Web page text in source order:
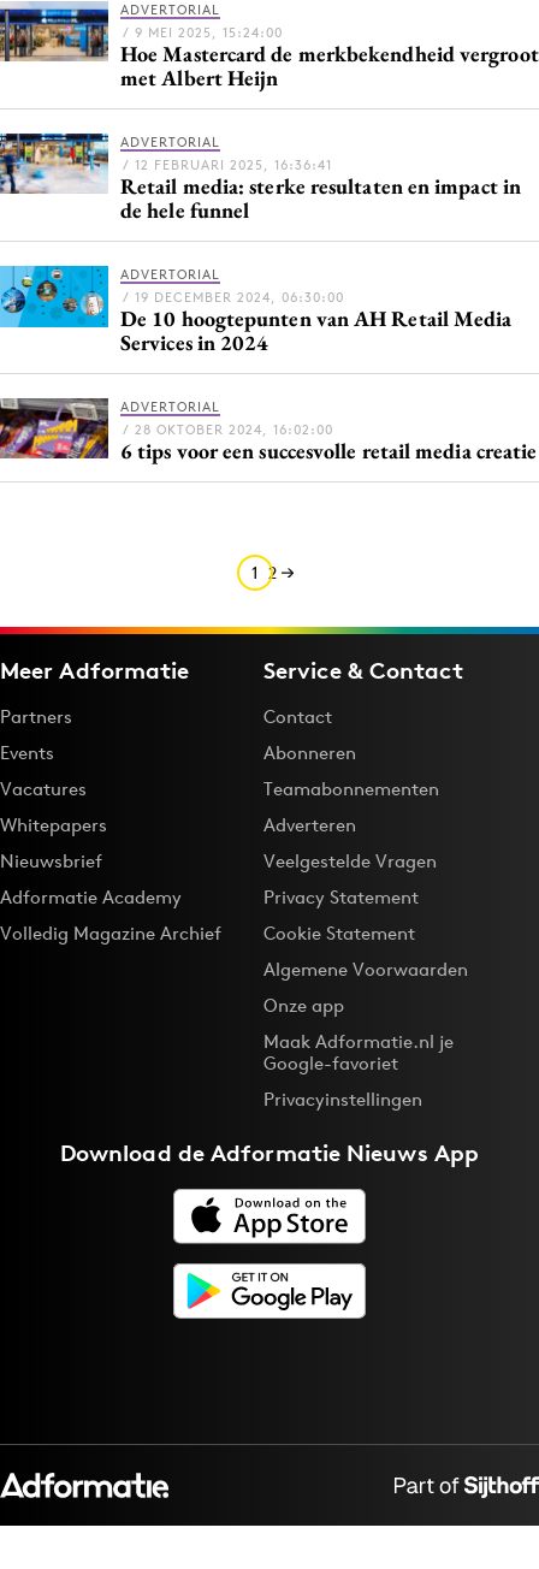
Merkstrategie
PR
Programmatic
Reputatie & crisis
ADVERTORIAL
/ 9 MEI 2025, 15:24:00
Hoe Mastercard de merkbekendheid vergroot
met Albert Heijn
ADVERTORIAL
/ 12 FEBRUARI 2025, 16:36:41
Retail media: sterke resultaten en impact in
de hele funnel
ADVERTORIAL
/ 19 DECEMBER 2024, 06:30:00
De 10 hoogtepunten van AH Retail Media
Services in 2024
ADVERTORIAL
/ 28 OKTOBER 2024, 16:02:00
6 tips voor een succesvolle retail media creatie
1 2
Meer Adformatie
Partners
Events
Vacatures
Whitepapers
Nieuwsbrief
Adformatie Academy
Volledig Magazine Archief
Service & Contact
Contact
Abonneren
Teamabonnementen
Adverteren
Veelgestelde Vragen
Privacy Statement
Cookie Statement
Algemene Voorwaarden
Onze app
Maak Adformatie.nl je
Google-favoriet
Privacyinstellingen
Download deAdformatie Nieuws App